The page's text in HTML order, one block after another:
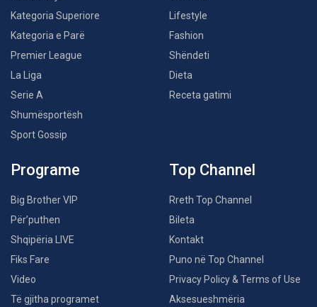
Kategoria Superiore
Kategoria e Parë
Premier League
La Liga
Serie A
Shumësportësh
Sport Gossip
Lifestyle
Fashion
Shëndeti
Dieta
Receta gatimi
Programe
Big Brother VIP
Për’puthen
Shqipëria LIVE
Fiks Fare
Video
Të gjitha programet
Top Channel
Rreth Top Channel
Bileta
Kontakt
Puno në Top Channel
Privacy Policy & Terms of Use
Aksesueshmëria